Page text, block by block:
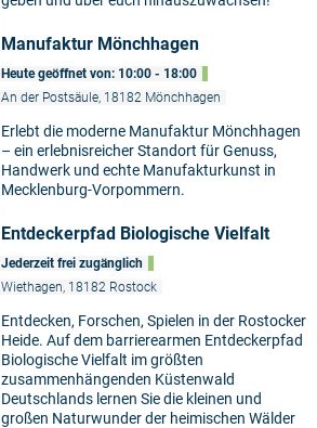
Manufaktur Mönchhagen
Heute geöffnet von: 10:00 - 18:00
An der Postsäule, 18182 Mönchhagen
Erlebt die moderne Manufaktur Mönchhagen
– ein erlebnisreicher Standort für Genuss,
Handwerk und echte Manufakturkunst in
Mecklenburg-Vorpommern.
Entdeckerpfad Biologische Vielfalt
Jederzeit frei zugänglich
Wiethagen, 18182 Rostock
Entdecken, Forschen, Spielen in der Rostocker
Heide. Auf dem barrierearmen Entdeckerpfad
Biologische Vielfalt im größten
zusammenhängenden Küstenwald
Deutschlands lernen Sie die kleinen und
großen Naturwunder der heimischen Wälder